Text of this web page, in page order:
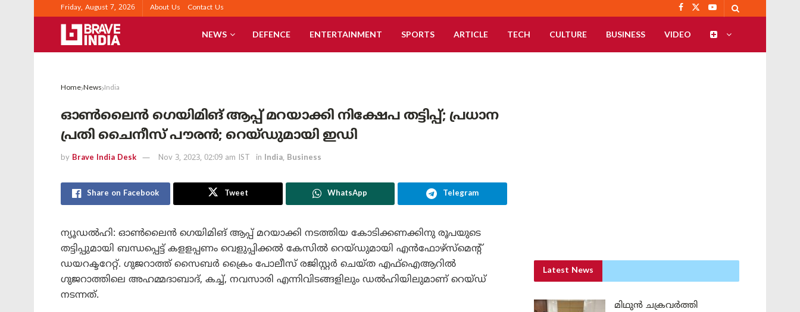
Friday, August 7, 2026 About Us Contact Us
NEWS DEFENCE ENTERTAINMENT SPORTS ARTICLE TECH CULTURE BUSINESS VIDEO
Home News India
ഓൺലൈൻ ഗെയിമിങ് ആപ്പ് മറയാക്കി നിക്ഷേപ തട്ടിപ്പ്; പ്രധാന
പ്രതി ചൈനീസ് പൗരൻ; റെയ്ഡുമായി ഇഡി
by Brave India Desk Nov 3, 2023, 02:09 am IST in India, Business
Share on Facebook Tweet WhatsApp Telegram
ന്യൂഡൽഹി: ഓൺലൈൻ ഗെയിമിങ് ആപ്പ് മറയാക്കി നടത്തിയ കോടിക്കണക്കിനു രൂപയുടെ
തട്ടിപ്പുമായി ബന്ധപ്പെട്ട് കളളപ്പണം വെളുപ്പിക്കൽ കേസിൽ റെയ്ഡുമായി എൻഫോഴ്‌സ്‌മെന്റ്
ഡയറക്ടറേറ്റ്. ഗുജറാത്ത് സൈബർ ക്രൈം പോലീസ് രജിസ്റ്റർ ചെയ്ത എഫ്‌ഐആറിൽ
ഗുജറാത്തിലെ അഹമ്മദാബാദ്, കച്ച്, നവസാരി എന്നിവിടങ്ങളിലും ഡൽഹിയിലുമാണ് റെയ്ഡ്
നടന്നത്.
Latest News
മിഥുൻ ചക്രവർത്തി